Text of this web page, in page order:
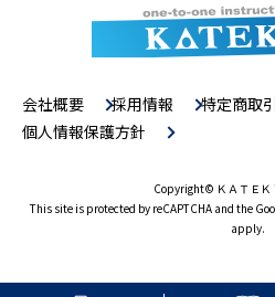
会社概要 採用情報
特定商取
個人情報保護方針
Copyright© ＫＡＴＥＫ
This site is protected by reCAPTCHA and the
apply.